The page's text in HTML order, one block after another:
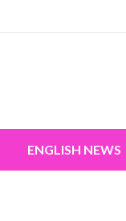
ENGLISH NEWS